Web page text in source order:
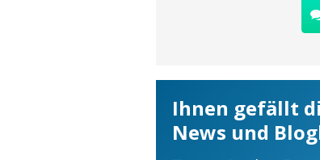
Ihnen gefällt
News und